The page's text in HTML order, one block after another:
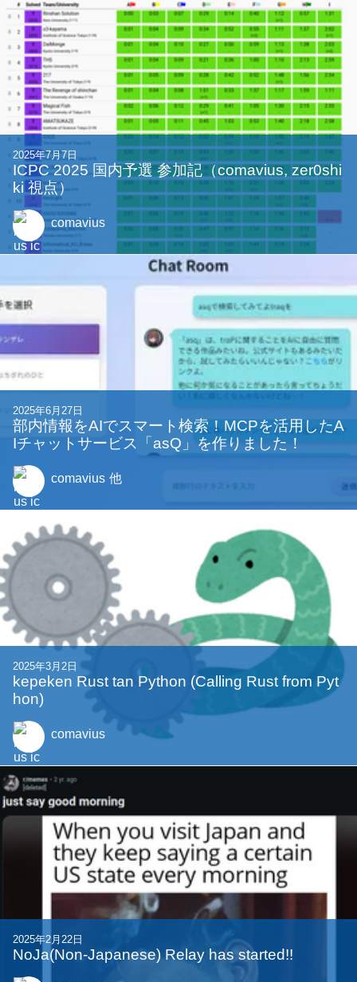
2025年7月7日
ICPC 2025 国内予選 参加記（comavius, zer0shi
ki 視点）
comavius
2025年6月27日
部内情報をAIでスマート検索！MCPを活用したA
Iチャットサービス「asQ」を作りました！
comavius 他
2025年3月2日
kepeken Rust tan Python (Calling Rust from Pyt
hon)
comavius
2025年2月22日
NoJa(Non-Japanese) Relay has started!!